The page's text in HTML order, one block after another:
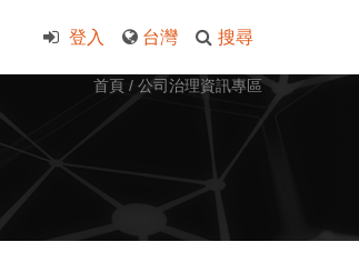
搜尋
台灣
登入
首頁 / 公司治理資訊專區